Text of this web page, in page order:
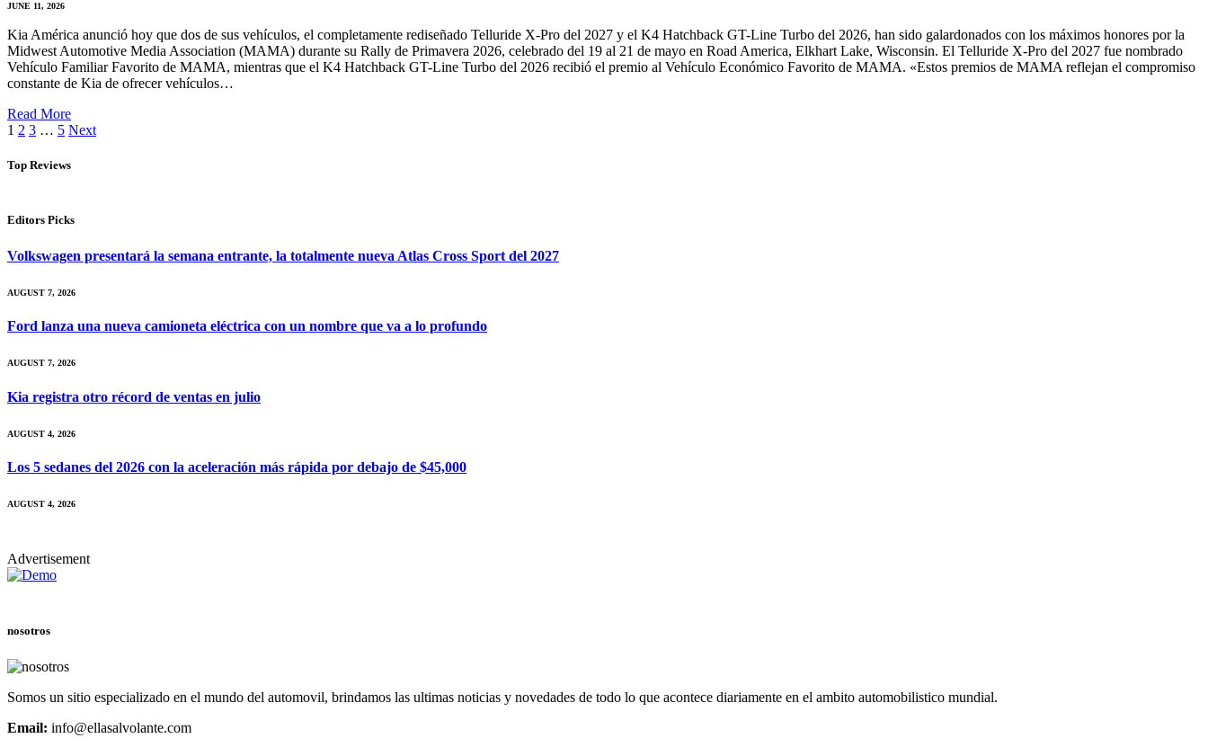
JUNE 11, 2026
Kia América anunció hoy que dos de sus vehículos, el completamente rediseñado Telluride X-Pro del 2027 y el K4 Hatchback GT-Line Turbo del 2026, han sido galardonados con los máximos honores por la
Midwest Automotive Media Association (MAMA) durante su Rally de Primavera 2026, celebrado del 19 al 21 de mayo en Road America, Elkhart Lake, Wisconsin. El Telluride X-Pro del 2027 fue nombrado
Vehículo Familiar Favorito de MAMA, mientras que el K4 Hatchback GT-Line Turbo del 2026 recibió el premio al Vehículo Económico Favorito de MAMA. «Estos premios de MAMA reflejan el compromiso
constante de Kia de ofrecer vehículos…
Read More
1 2 3 … 5 Next
Top Reviews
Editors Picks
Volkswagen presentará la semana entrante, la totalmente nueva Atlas Cross Sport del 2027
AUGUST 7, 2026
Ford lanza una nueva camioneta eléctrica con un nombre que va a lo profundo
AUGUST 7, 2026
Kia registra otro récord de ventas en julio
AUGUST 4, 2026
Los 5 sedanes del 2026 con la aceleración más rápida por debajo de $45,000
AUGUST 4, 2026
Advertisement
nosotros
Somos un sitio especializado en el mundo del automovil, brindamos las ultimas noticias y novedades de todo lo que acontece diariamente en el ambito automobilistico mundial.
Email: info@ellasalvolante.com